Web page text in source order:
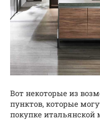
Вот некоторые из
пунктов, которые
покупке итальянской